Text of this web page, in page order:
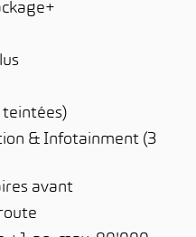
& Infotainment (3
avant